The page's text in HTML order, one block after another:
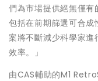
們為市場提供絕無僅有
包括在前期篩選可合
案將不斷減少科學家
效率。」
由CAS輔助的M1